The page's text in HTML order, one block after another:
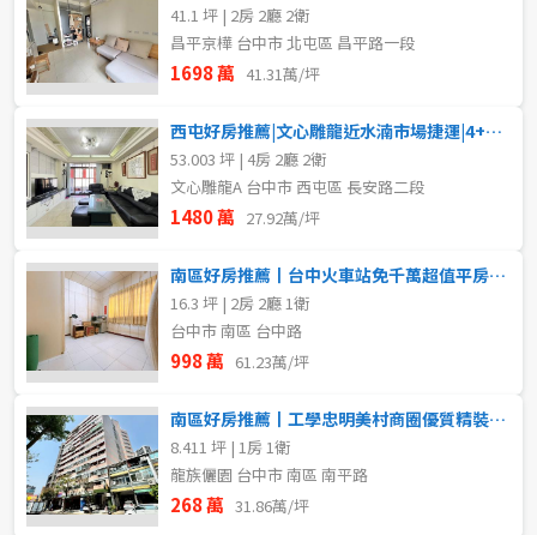
41.1 坪 | 2房 2廳 2衛
昌平京樺 台中市 北屯區 昌平路一段
1698 萬 41.31萬/坪
西屯好房推薦|文心雕龍近水湳市場捷運|4+1房平車
53.003 坪 | 4房 2廳 2衛
文心雕龍A 台中市 西屯區 長安路二段
1480 萬 27.92萬/坪
南區好房推薦丨台中火車站免千萬超值平房｜危老聖品
16.3 坪 | 2房 2廳 1衛
台中市 南區 台中路
998 萬 61.23萬/坪
南區好房推薦丨工學忠明美村商圈優質精裝收租美套房
8.411 坪 | 1房 1衛
龍族儷園 台中市 南區 南平路
268 萬 31.86萬/坪